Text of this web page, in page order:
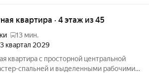
квартира · 4 этаж из 45
13 мин.
3 квартал 2029
квартира с просторной центральной
спальней и выделенными рабочими